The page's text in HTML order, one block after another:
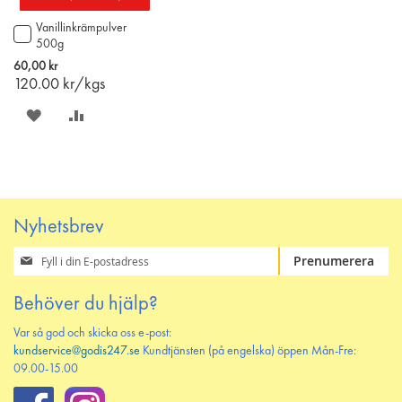
Vanillinkrämpulver
500g
60,00 kr
120.00 kr/kgs
Lägg
till
i
varukorgen
SPARA
Nyhetsbrev
Prenumerera
på
nyhetsbrev
Prenumerera
Behöver du hjälp?
Var så god och skicka oss e-post:
kundservice@godis247.se Kundtjänsten (på engelska) öppen Mån-Fre:
09.00-15.00